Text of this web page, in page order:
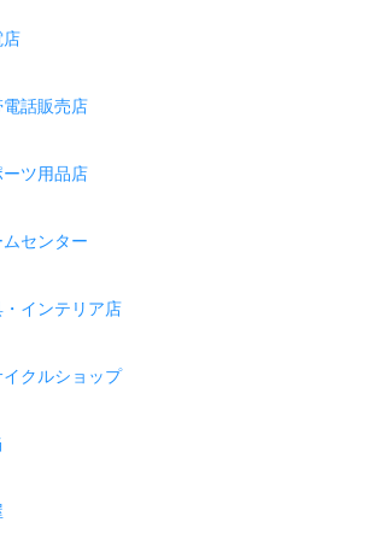
店
話販売店
ツ用品店
センター
インテリア店
クルショップ